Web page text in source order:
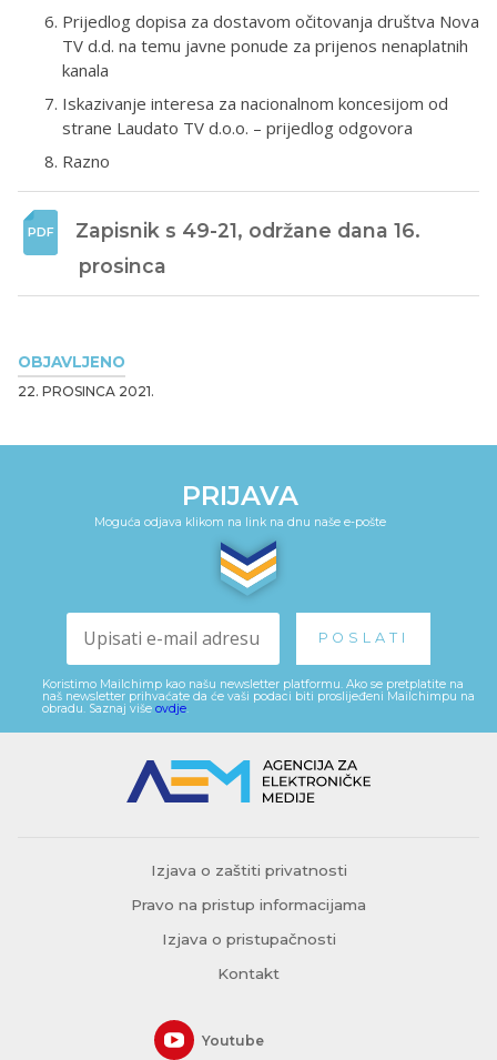
OBJAVLJENO
22. PROSINCA 2021.
Prijedlog dopisa za dostavom očitovanja društva Nova
TV d.d. na temu javne ponude za prijenos nenaplatnih
kanala
Iskazivanje interesa za nacionalnom koncesijom od
strane Laudato TV d.o.o. – prijedlog odgovora
Razno
Zapisnik s 49-21, održane dana 16.
prosinca
PRIJAVA
Moguća odjava klikom na link na dnu naše e-pošte
Koristimo Mailchimp kao našu newsletter platformu. Ako se pretplatite na
naš newsletter prihvaćate da će vaši podaci biti proslijeđeni Mailchimpu na
obradu. Saznaj više ovdje
Izjava o zaštiti privatnosti
Pravo na pristup informacijama
Izjava o pristupačnosti
Kontakt
Youtube